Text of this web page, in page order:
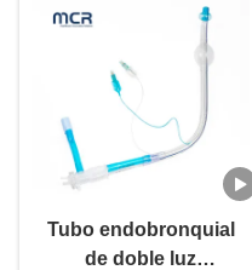
Tubo endobronquial
de doble luz